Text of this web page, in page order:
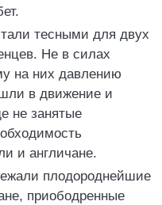
тесными для двух
Не в силах
на них давлению
в движение и
не занятые
и англичане.
плодороднейшие
приободренные